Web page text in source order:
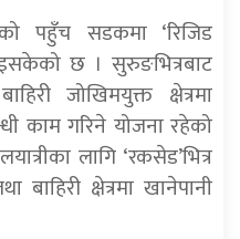
पहुँच सडकमा ‘रिजिड
छ । सुरुङभित्रबाट
जोखिमयुक्त क्षेत्रमा
काम गरिने योजना रहेको
लागि ‘रकसेड’भित्र
बाहिरी क्षेत्रमा खानेपानी